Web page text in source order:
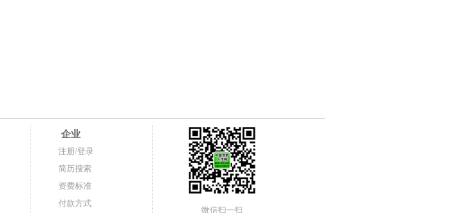
企业
注册/登录
简历搜索
资费标准
付款方式
微信扫一扫